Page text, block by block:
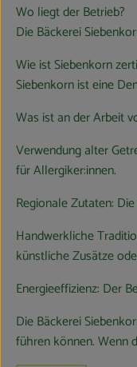
Wo liegt der Betrieb?
Die Bäckerei
Wie ist Siebenkorn
Siebenkorn ist eine
Was ist an der Arbeit
Verwendung alter
für Allergiker:innen.
Regionale Zutaten:
Handwerkliche
künstliche Zusätze
Energieeffizienz: Der
Die Bäckerei
führen können. Wenn